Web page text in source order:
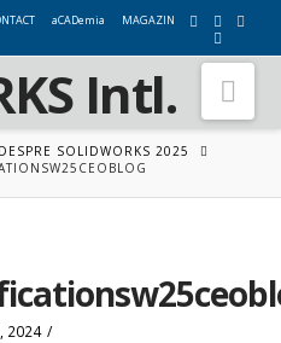
aCADemia MAGAZIN
SOLIDWORKS 2025
2024